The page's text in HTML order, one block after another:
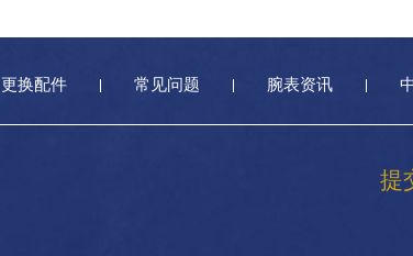
更换配件 常见问题 腕表资讯
提